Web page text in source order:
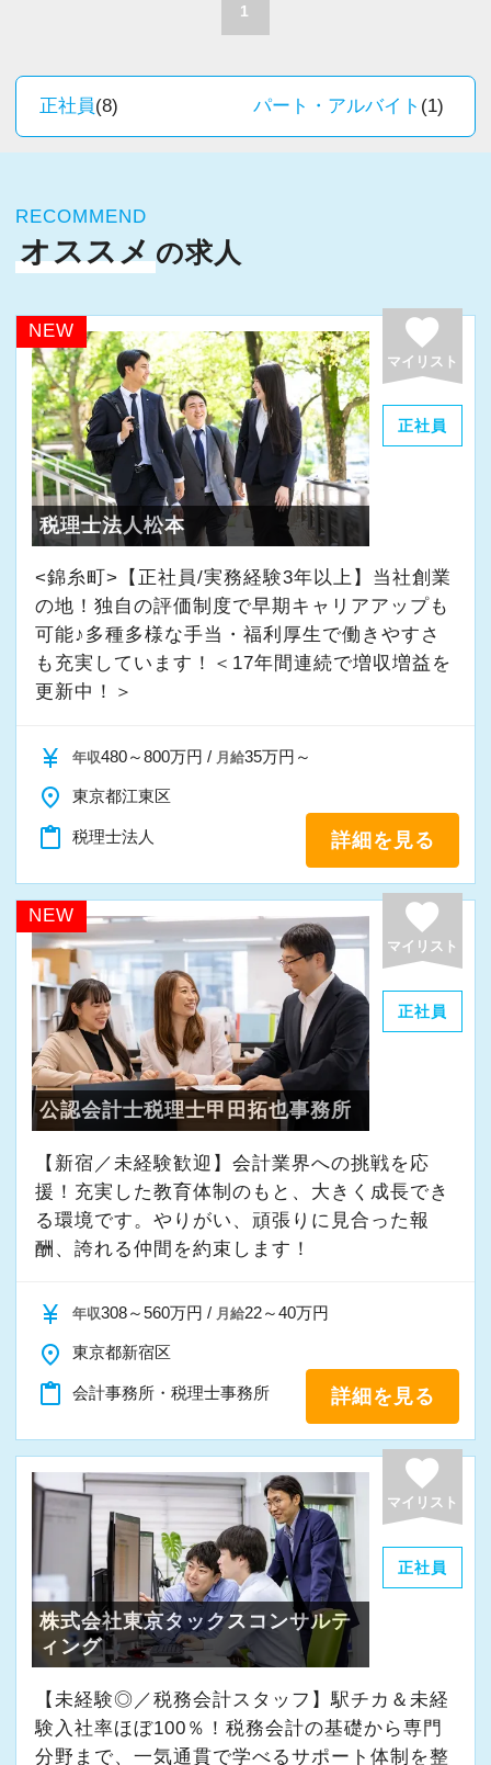
います。そのため未経験者であっても1年目の報
この水準の報酬を保障しなければ、東京では最
低水準の生活を維持する事が出来ず、いずれモ
慮し、入社後も毎年昇給の機会を与えていま
す。
そのため入社4年目に年収600万程度までは誰で
さらに実績等を考慮し飛び級で昇給させる事も
行っています。
残業もなく、カレンダー通りの休暇がとれ、さ
らに報酬も高水準、今後もこの全てを維持でき
るように弊社は最大限の努力を行います。
採用担当の石田でございます。
エクセライク会計事務所に興味を持っていただ
きありがとうございます。
私は他の会計事務所での勤務経験がありません
印象を感じます。
スタッフも若く人柄も大変良く、怖い先輩やお
局はいません。未経験者も多いためキャリアや
実力の差を感じることもなく安心して働ける環
境が整っていると思います。
選考の流れとしてはまずは書類選考を行い追っ
て面接という形をとらせていただいておりま
す。
面接も大変変わっており、弊社の良い部分悪い
部分も全て開示させていただき、それをもって
皆様に弊社を判断いただくスタイルをとってい
ます。
面接にいらっしゃった方が「物凄く驚かされ
た」という感想を持つ方がかなりいますので、
是非とも一度弊社をご見学に来てください。
な考え方～】
弊社は極限効率化に社運をかけて挑んでいま
ローを効率的に見直すことではありません。
一番大事な事は「無駄な業務を全部やめる」と
・無駄な会議・朝礼
・無駄な顧客面談・訪問
・無駄な飲み会・人間関係
・無駄な慣習(スーツ着用など)
・無駄な連絡(遅刻、欠勤時の時の電話連絡など
⇒チャットで十分)
・無駄な気配り(周りが帰らないから帰りづらい
など)
新しい事を作り上げる事よりも「無駄な業務を
全部やめる」いうほうが圧倒的に楽で簡単で
す。
そして無駄を排除した後に残った業務のみを必
要業務と定義し、これを効率化するためにシス
テム開発まで挑んでいます。
【給与に関する考え方】
給与を含め、会計事務所の待遇は一般的にとて
も酷いものが多いと感じています。
額面は少し大きく見せてはいるものの、実はみ
なし残業時間が40時間超も含まれており、さら
にそれを超えた労働時間があっても残業申請出
来ないケースがざらにあります。
さらに昇給ペースも非常に遅く、1年間に1万円
程度しか上昇しない給与体系を採るところがと
ても多いと思います。
繁忙期の長時間労働に加えこの待遇の悪さが会
計事務所の定着率の悪さに直結しているのは明
そこで弊社は未経験者であっても初任給は月額
32.5万円という高水準とする報酬体系を採って
います。そのため未経験者であっても1年目の報
酬は450万円を超える水準となります。
この水準の報酬を保障しなければ、東京では最
低水準の生活を維持する事が出来ず、いずれモ
チベーションの低下になると考えます。
また弊社は昨今の政府等の賃上げ要請などを考
慮し、入社後も毎年昇給の機会を与えていま
す。
そのため入社4年目に年収600万程度までは誰で
も上昇する事を保障しています。
さらに実績等を考慮し飛び級で昇給させる事も
行っています。
弊社の取り組みこそが「次世代の会計事務所の
この取り組みに興味がある方は是非参加してく
ださい。
▼採用面接用プレゼン資料です。興味がある方
https://docs.google.com/presentation/d/
jpJvYFJyRwio1NrK6fOdN5rQYuGtB2S9M4/
▼エクセライクの世界観をドラクエ風に表現し
てみました。興味がある方はご拝読ください
https://docs.google.com/presentation/d/
http://tax.excelike.co.jp/company/staff/
トラブルや揉め事を回避するためにスタッフの
人間性には大変気をつけています。
・温厚で優しく、話しやすい人しかいません(事
・9割が未経験者で先輩と言えどもレベル差は感
・全員真面目に仕事に取り組んでいます
http://tax.excelike.co.jp/
・成長著しい会計事務所(年間300社の新規契約
獲得)
・綺麗なオフィス・快適な空間
・良好な人間関係・飲み会などベタベタした付
き合いはなし。
・短時間で集中して定時でパッと帰る事を推奨
・税理士試験前休暇1週間を有給で全員に付与
（有給休暇とは別に付与）
・昇給はとても早い！入社4年目で年俸は最低で
も600万弱になります。
・訪問はしません。事務所で作業に専念出来る
・訪問がないので、上司立ち合いのもと顧客と
面談可能（初心者には安心）
・体育会系ではありません（朝礼や体操などの
意味不明な行事は一切ありません。今後も行う
可能性もありません）
【その無駄やめよう！ ～効率化のための基本的
な考え方～】
弊社は極限効率化に社運をかけて挑んでいま
す。
そのために1番大切な事は既存の全ての業務のフ
ローを効率的に見直すことではありません。
一番大事な事は「無駄な業務を全部やめる」と
言う事です。
法人で、【税務・会計業務スタッフ】を募集し
北は北海道から南は沖縄まで全国に拠点があり
ますので現地登用はもちろん、Iターン・Uター
さらに、人事制度にはFA制度が設けられている
ので自分が携わりたい分野への異動やご家族の
転勤・介護などの理由による勤務地の異動が申
請できますので、長く安心して働いてもらえま
す。
辻・本郷税理士法人では人材育成を重要な課題
として取り組んでいます。
新人研修、マネージャー研修、全体研修、個別
事例研修など用意しながらスタッフの成長をバ
ックアップしています。
他にも会計人として押さえるべき重要項目につ
いて法改正に関する勉強会や内部・外部から講
す。
組織内には税理士、公認会計士、中小企業診断
士など、税務・会計に関わる様々な分野のエキ
そして案件によっては、チームを組んで業務を
進めることもありますので、他のエキスパート
による協力と刺激を受けながら自身の専門スキ
ルを磨けます。
会計事務所に限らずこれまでのご経験や取得さ
れた資格など、大いに活かしながら活躍するこ
とが出来ます。
◆お客様を税務・会計の面からサポートしたい
方
◆会計とITの知識を使って活躍したい方
◆成長したい、スキルアップしたい、手に職を
辻・本郷の環境で上記項目を実現しながら働
【採用＆法人案内動画】
【辻・本郷税理士法人に応募するポイント！】
■国内最大級の専門特化型税理士法人です。全国
に拠点展開をしており、その規模感を武器に1万
7000社を超えるお客様に質の高いサービスを提
供しています。
1
正社員(8) パート・アルバイト (1)
RECOMMEND
オススメ の求人
NEW favorite
マイリスト
正社員
税理士法人松本
<錦糸町>【正社員/実務経験3年以上】当社創業
の地！独自の評価制度で早期キャリアアップも
可能♪多種多様な手当・福利厚生で働きやすさ
も充実しています！＜17年間連続で増収増益を
更新中！＞
currency_yen 年収480～800万円 / 月給35万円～
place 東京都江東区
content_paste 税理士法人 詳細を見る
NEW favorite
マイリスト
正社員
公認会計士税理士甲田拓也事務所
【新宿／未経験歓迎】会計業界への挑戦を応
援！充実した教育体制のもと、大きく成長でき
る環境です。やりがい、頑張りに見合った報
酬、誇れる仲間を約束します！
currency_yen 年収308～560万円 / 月給22～40万円
place 東京都新宿区
content_paste 会計事務所・税理士事務所 詳細を見る
favorite
マイリスト
正社員
株式会社東京タックスコンサルテ
ィング
【未経験◎／税務会計スタッフ】駅チカ＆未経
験入社率ほぼ100％！税務会計の基礎から専門
分野まで、一気通貫で学べるサポート体制を整